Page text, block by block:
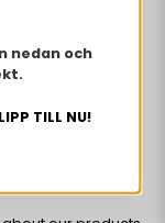
at:
nedan och
TILL NU!